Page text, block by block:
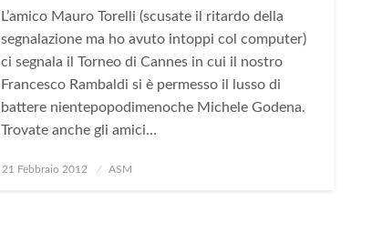
L’amico Mauro Torelli (scusate il ritardo della
segnalazione ma ho avuto intoppi col computer)
ci segnala il Torneo di Cannes in cui il nostro
Francesco Rambaldi si è permesso il lusso di
battere nientepopodimenoche Michele Godena.
Trovate anche gli amici…
Posted
21 Febbraio 2012 ASM